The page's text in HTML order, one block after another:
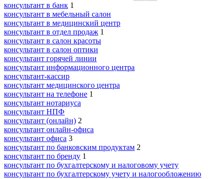
консультант в банк 1
консультант в мебельный салон
консультант в медицинский центр
консультант в отдел продаж 1
консультант в салон красоты
консультант в салон оптики
консультант горячей линии
консультант информационного центра
консультант-кассир
консультант медицинского центра
консультант на телефоне 1
консультант нотариуса
консультант НПФ
консультант (онлайн) 2
консультант онлайн-офиса
консультант офиса 3
консультант по банковским продуктам 2
консультант по бренду 1
консультант по бухгалтерскому и налоговому учету
консультант по бухгалтерскому учету и налогообложению